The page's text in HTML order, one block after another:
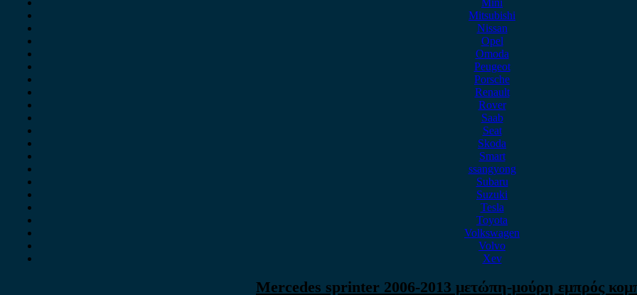
Mini
Mitsubishi
Nissan
Opel
Omoda
Peugeot
Porsche
Renault
Rover
Saab
Seat
Skoda
Smart
ssangyong
Subaru
Suzuki
Tesla
Toyota
Volkswagen
Volvo
Xev
Mercedes sprinter 2006-2013 μετώπη-μούρη εμπρός